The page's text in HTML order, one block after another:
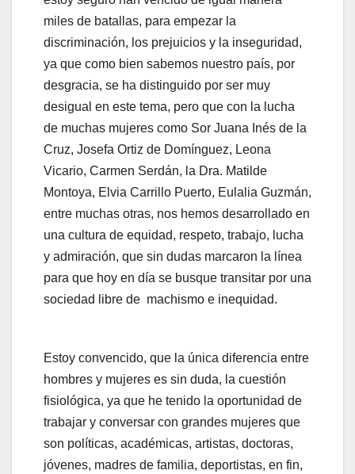
miles de batallas, para empezar la
discriminación, los prejuicios y la inseguridad,
ya que como bien sabemos nuestro país, por
desgracia, se ha distinguido por ser muy
desigual en este tema, pero que con la lucha
de muchas mujeres como Sor Juana Inés de la
Cruz, Josefa Ortiz de Domínguez, Leona
Vicario, Carmen Serdán, la Dra. Matilde
Montoya, Elvia Carrillo Puerto, Eulalia Guzmán,
entre muchas otras, nos hemos desarrollado en
una cultura de equidad, respeto, trabajo, lucha
y admiración, que sin dudas marcaron la línea
para que hoy en día se busque transitar por una
sociedad libre de machismo e inequidad.
Estoy convencido, que la única diferencia entre
hombres y mujeres es sin duda, la cuestión
fisiológica, ya que he tenido la oportunidad de
trabajar y conversar con grandes mujeres que
son políticas, académicas, artistas, doctoras,
jóvenes, madres de familia, deportistas, en fin,